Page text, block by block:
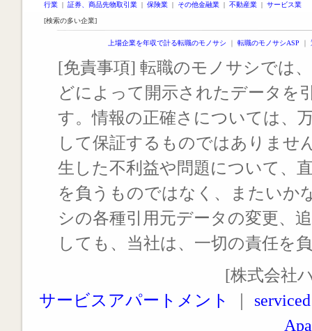
行業 | 証券、商品先物取引業 | 保険業 | その他金融業 | 不動産業 | サービス業
[検索の多い企業]
上場企業を年収で計る転職のモノサシ ｜ 転職のモノサシASP ｜
[免責事項] 転職のモノサシでは
どによって開示されたデータを
す。情報の正確さについては、
して保証するものではありませ
生した不利益や問題について、
を負うものではなく、またいか
シの各種引用元データの変更、
しても、当社は、一切の責任を
[株式会社
サービスアパートメント